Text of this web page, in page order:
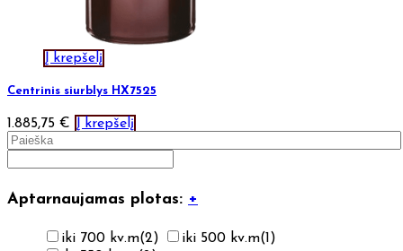
Į krepšelį
Centrinis siurblys HX7525
1.885,75 € Į krepšelį
Aptarnaujamas plotas: +
iki 700 kv.m(2) iki 500 kv.m(1)